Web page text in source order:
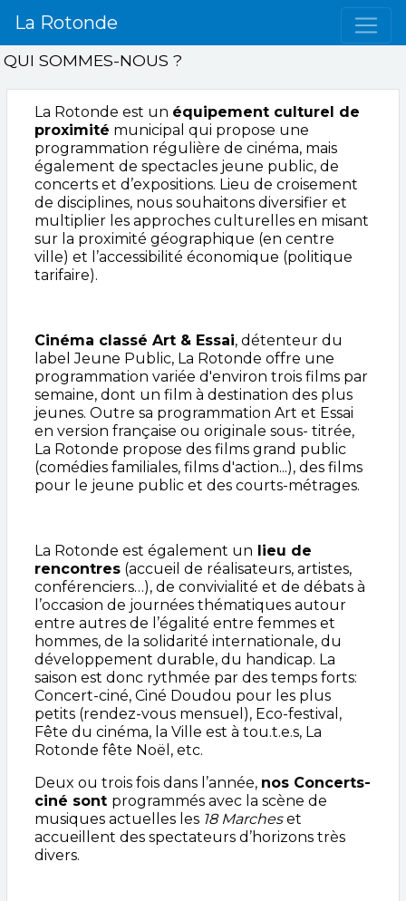
La Rotonde
QUI SOMMES-NOUS ?
La Rotonde est un équipement culturel de
proximité municipal qui propose une
programmation régulière de cinéma, mais
également de spectacles jeune public, de
concerts et d’expositions. Lieu de croisement
de disciplines, nous souhaitons diversifier et
multiplier les approches culturelles en misant
sur la proximité géographique (en centre
ville) et l’accessibilité économique (politique
tarifaire).
Cinéma classé Art & Essai, détenteur du
label Jeune Public, La Rotonde offre une
programmation variée d'environ trois films par
semaine, dont un film à destination des plus
jeunes. Outre sa programmation Art et Essai
en version française ou originale sous- titrée,
La Rotonde propose des films grand public
(comédies familiales, films d'action...), des films
pour le jeune public et des courts-métrages.
La Rotonde est également un lieu de
rencontres (accueil de réalisateurs, artistes,
conférenciers…), de convivialité et de débats à
l’occasion de journées thématiques autour
entre autres de l’égalité entre femmes et
hommes, de la solidarité internationale, du
développement durable, du handicap. La
saison est donc rythmée par des temps forts:
Concert-ciné, Ciné Doudou pour les plus
petits (rendez-vous mensuel), Eco-festival,
Fête du cinéma, la Ville est à tou.t.e.s, La
Rotonde fête Noël, etc.
Deux ou trois fois dans l’année, nos Concerts-
ciné sont programmés avec la scène de
musiques actuelles les 18 Marches et
accueillent des spectateurs d’horizons très
divers.